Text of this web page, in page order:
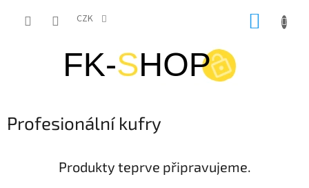
CZK
Profesionální kufry
Produkty teprve připravujeme.